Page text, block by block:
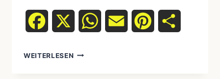
Facebook WhatsAppEmail Pinterest
WEITERLESEN